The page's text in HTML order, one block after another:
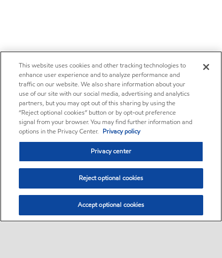
This website uses cookies and other tracking technologies to
enhance user experience and to analyze performance and
traffic on our website. We also share information about your
use of our site with our social media, advertising and analytics
partners, but you may opt out of this sharing by using the
“Reject optional cookies” button or by opt-out preference
signal from your browser. You may find further information and
options in the Privacy Center. Privacy policy
Privacy center
Reject optional cookies
Accept optional cookies